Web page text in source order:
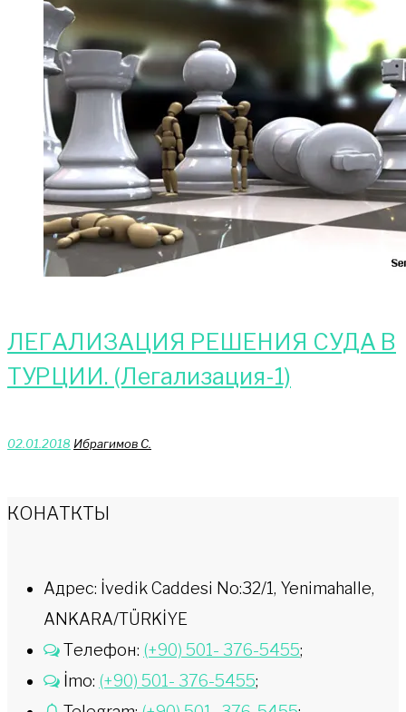
ЛЕГАЛИЗАЦИЯ РЕШЕНИЯ СУДА В
ТУРЦИИ. (Легализация-1)
02.01.2018 Ибрагимов С.
КОНАТКТЫ
Адрес: İvedik Caddesi No:32/1, Yenimahalle,
ANKARA/TÜRKİYE
Телефон: (+90) 501- 376-5455;
İmo: (+90) 501- 376-5455;